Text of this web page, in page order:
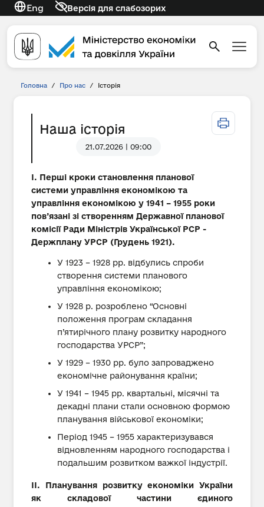
Eng Версія для слабозорих
Головна / Про нас / Історія
Наша історія
21.07.2026 | 09:00
І. Перші кроки становлення планової
системи управління економікою та
управління економікою у 1941 – 1955 роки
пов’язані зі створенням Державної планової
комісії Ради Міністрів Української РСР -
Держплану УРСР (Грудень 1921).
У 1923 – 1928 рр. відбулись спроби
створення системи планового
управління економікою;
У 1928 р. розроблено “Основні
положення програм складання
п’ятирічного плану розвитку народного
господарства УРСР”;
У 1929 – 1930 рр. було запроваджено
економічне районування країни;
У 1941 – 1945 рр. квартальні, місячні та
декадні плани стали основною формою
планування військової економіки;
Період 1945 – 1955 характеризувався
відновленням народного господарства і
подальшим розвитком важкої індустрії.
ІІ. Планування розвитку економіки України
як складової частини єдиного